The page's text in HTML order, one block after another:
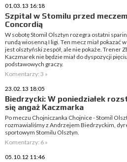
01.03.13 16:18
Szpital w Stomilu przed
Concordią
W sobotę Stomil Olsztyn rozegra ostatni
rundą wiosenną I ligi. Ten mecz miał pokazać
jest olsztyński zespół, ale nie pokaże. Trener
Kaczmarek nie będzie miał do dyspozycji pięciu
podstawowych graczy.
Komentarzy: 3 »
23.02.13 18:05
Biedrzycki: W poniedziałek
się angaż Kaczmarka
Po meczu Chojniczanka Chojnice - Stomil
rozmawialiśmy z Andrzejem Biedrzyckim,
sportowym Stomilu Olsztyn.
Komentarzy: 6 »
05.10.12 11:46